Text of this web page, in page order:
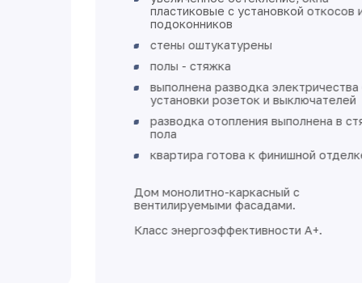
пластиковые с установкой откосов и
стены оштукатурены
полы - стяжка
выполнена разводка электричества без
установки розеток и выключателей
разводка отопления выполнена в стяжке
квартира готова к финишной отделке
Дом монолитно-каркасный с
вентилируемыми фасадами.
Класс энергоэффективности А+.